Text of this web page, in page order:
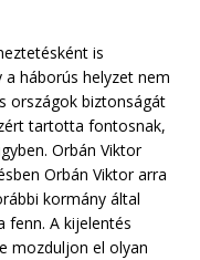
is
háborús helyzet nem
országok biztonságát
tartotta fontosnak,
Orbán Viktor
Orbán Viktor arra
kormány által
fenn. A kijelentés
mozduljon el olyan